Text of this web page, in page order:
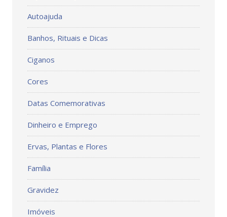
Autoajuda
Banhos, Rituais e Dicas
Ciganos
Cores
Datas Comemorativas
Dinheiro e Emprego
Ervas, Plantas e Flores
Família
Gravidez
Imóveis